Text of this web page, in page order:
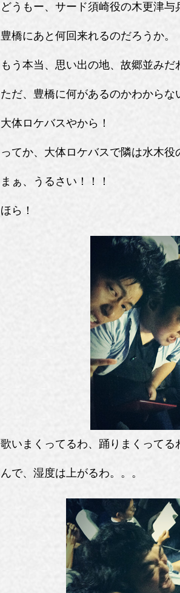
どうもー、サード須崎役の木更津与
豊橋にあと何回来れるのだろうか。
もう本当、思い出の地、故郷並みだ
ただ、豊橋に何があるのかわからな
大体ロケバスやから！
ってか、大体ロケバスで隣は水木
まぁ、うるさい！！！
ほら！
歌いまくってるわ、踊りまくってる
んで、湿度は上がるわ。。。